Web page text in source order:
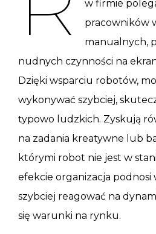
w firmie
pracowników
manualnych,
nudnych czynności na
Dzięki wsparciu robotów,
wykonywać szybciej,
typowo ludzkich. Zyskują
na zadania kreatywne lub
którymi robot nie jest w
efekcie organizacja podnosi
szybciej reagować na
się warunki na rynku.